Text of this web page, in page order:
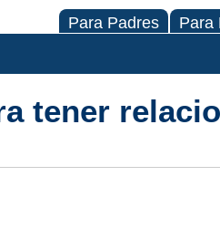
Para Padres Para
tener